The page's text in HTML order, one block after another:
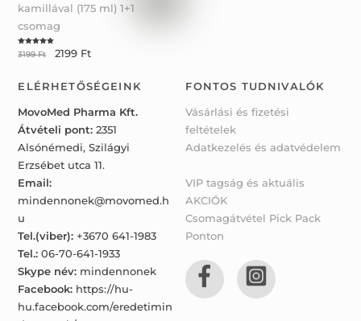
kamillával (175 ml) 1+1
csomag
Rated 5.00
out of 5
3199Ft 2199 Ft
ELÉRHETŐSÉGEINK
MovoMed Pharma Kft.
Átvételi pont: 2351
Alsónémedi, Szilágyi
Erzsébet utca 11.
Email:
mindennonek@movomed.h
u
Tel.(viber): +3670 641-1983
Tel.: 06-70-641-1933
Skype név: mindennonek
Facebook: https://hu-
hu.facebook.com/eredetimin
FONTOS TUDNIVALÓK
Vásárlási és fizetési
feltételek
Adatkezelés és adatvédelem
VIP tagság és aktuális
AKCIÓK
Csomagátvétel Pick Pack
Ponton